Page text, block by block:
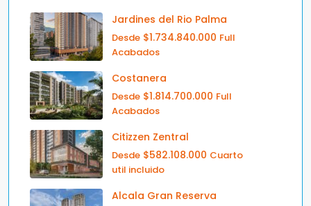
Jardines del Rio Palma
Desde $1.734.840.000 Full
Acabados
Costanera
Desde $1.814.700.000 Full
Acabados
Citizzen Zentral
Desde $582.108.000 Cuarto
util incluido
Alcala Gran Reserva